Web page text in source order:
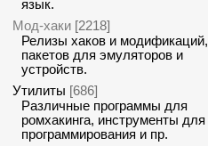
язык.
Мод-хаки [2218]
Релизы хаков и модификаций,
пакетов для эмуляторов и
устройств.
Утилиты [686]
Различные программы для
ромхакинга, инструменты для
программирования и пр.